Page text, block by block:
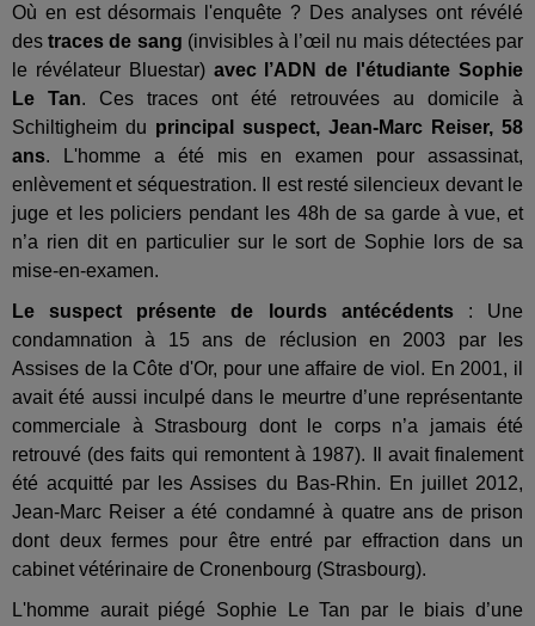
Où en est désormais l'enquête ? Des analyses ont révélé
destraces de sang (invisibles à l’œil nu mais détectées par
le révélateur Bluestar) avec l’ADN de l'étudiante Sophie
Le Tan. Ces traces ont été retrouvées au domicile à
Schiltigheim du principal suspect, Jean-Marc Reiser, 58
ans. L'homme a été mis en examen pour assassinat,
enlèvement et séquestration. Il est resté silencieux devant le
juge et les policiers pendant les 48h de sa garde à vue, et
n’a rien dit en particulier sur le sort de Sophie lors de sa
mise-en-examen.
Le suspect présente de lourds antécédents : Une
condamnation à 15 ans de réclusion en 2003 par les
Assises de la Côte d'Or, pour une affaire de viol. En 2001, il
avait été aussi inculpé dans le meurtre d’une représentante
commerciale à Strasbourg dont le corps n’a jamais été
retrouvé (des faits qui remontent à 1987). Il avait finalement
été acquitté par les Assises du Bas-Rhin.
En juillet 2012,
Jean-Marc Reiser a été condamné à quatre ans de prison
dont deux fermes pour être entré par effraction dans un
cabinet vétérinaire de Cronenbourg (Strasbourg).
L'homme aurait piégé Sophie Le Tan par le biais d’une